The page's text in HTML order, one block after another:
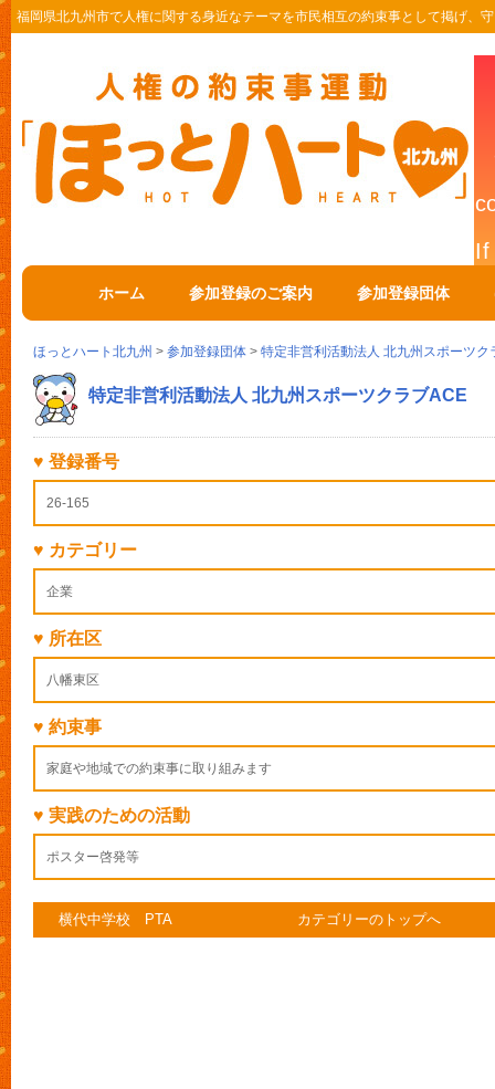
福岡県北九州市で人権に関する身近なテーマを市民相互の約束事として掲げ、
ホーム 参加登録のご案内 参加登録団体
ほっとハート北九州 > 参加登録団体 > 特定非営利活動法人 北九州スポーツク
特定非営利活動法人 北九州スポーツクラブACE
♥ 登録番号
26-165
♥ カテゴリー
企業
♥ 所在区
八幡東区
♥ 約束事
家庭や地域での約束事に取り組みます
♥ 実践のための活動
ポスター啓発等
横代中学校 PTA カテゴリーのトップへ